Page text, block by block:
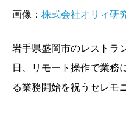
画像： 株式会社オリィ研
岩手県盛岡市のレストラ
日、リモート操作で業務
る業務開始を祝うセレモ